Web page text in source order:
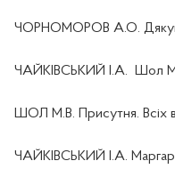
ЧОРНОМОРОВ А.О.
ЧАЙКІВСЬКИЙ І.А. Шол
ШОЛ М.В. Присутня. Всіх
ЧАЙКІВСЬКИЙ І.А.